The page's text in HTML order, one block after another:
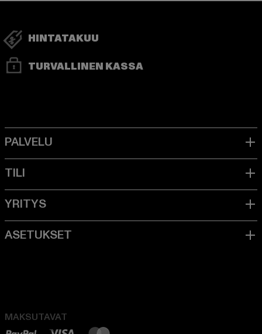
HINTATAKUU
TURVALLINEN KASSA
MAKSUTAVAT